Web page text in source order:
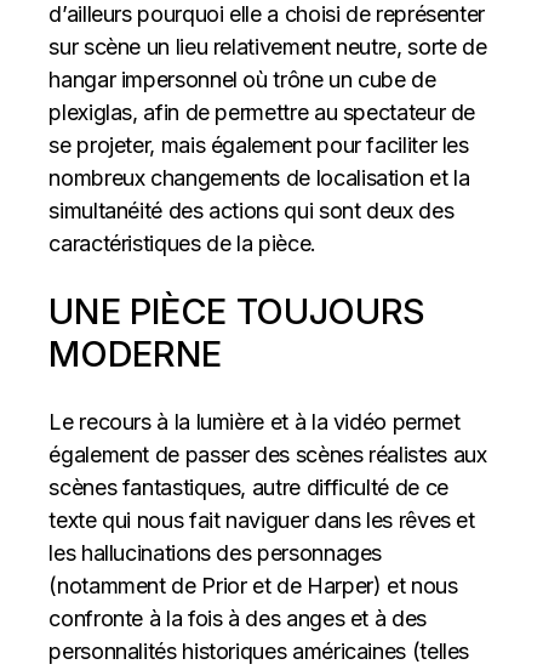
d’ailleurs pourquoi elle a choisi de représenter
sur scène un lieu relativement neutre, sorte de
hangar impersonnel où trône un cube de
plexiglas, afin de permettre au spectateur de
se projeter, mais également pour faciliter les
nombreux changements de localisation et la
simultanéité des actions qui sont deux des
caractéristiques de la pièce.
UNE PIÈCE TOUJOURS
MODERNE
Le recours à la lumière et à la vidéo permet
également de passer des scènes réalistes aux
scènes fantastiques, autre difficulté de ce
texte qui nous fait naviguer dans les rêves et
les hallucinations des personnages
(notamment de Prior et de Harper) et nous
confronte à la fois à des anges et à des
personnalités historiques américaines (telles